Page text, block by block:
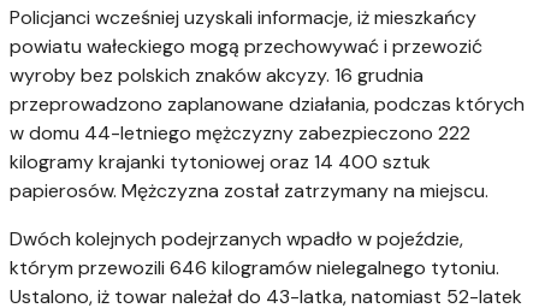
Policjanci wcześniej uzyskali informacje, iż mieszkańcy
powiatu wałeckiego mogą przechowywać i przewozić
wyroby bez polskich znaków akcyzy. 16 grudnia
przeprowadzono zaplanowane działania, podczas których
w domu 44-letniego mężczyzny zabezpieczono 222
kilogramy krajanki tytoniowej oraz 14 400 sztuk
papierosów. Mężczyzna został zatrzymany na miejscu.
Dwóch kolejnych podejrzanych wpadło w pojeździe,
którym przewozili 646 kilogramów nielegalnego tytoniu.
Ustalono, iż towar należał do 43-latka, natomiast 52-latek